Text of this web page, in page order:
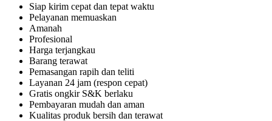
Siap kirim cepat dan tepat waktu
Pelayanan memuaskan
Amanah
Profesional
Harga terjangkau
Barang terawat
Pemasangan rapih dan teliti
Layanan 24 jam (respon cepat)
Gratis ongkir S&K berlaku
Pembayaran mudah dan aman
Kualitas produk bersih dan terawat